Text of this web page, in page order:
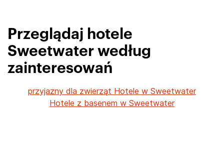
Przeglądaj hotele
Sweetwater według
zainteresowań
przyjazny dla zwierząt Hotele w Sweetwater
Hotele z basenem w Sweetwater